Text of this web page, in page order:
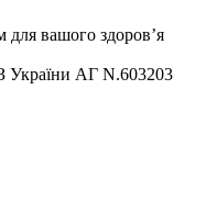
вашого здоров’я
АГ N.603203